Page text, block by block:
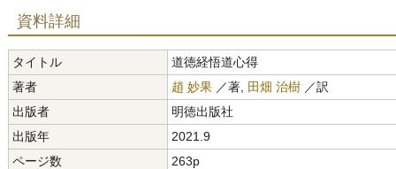
資料詳細
タイトル
道徳経悟道心得
著者
趙 妙果 ／著, 田畑 治樹 ／訳
出版者
明徳出版社
出版年
2021.9
ページ数
263p